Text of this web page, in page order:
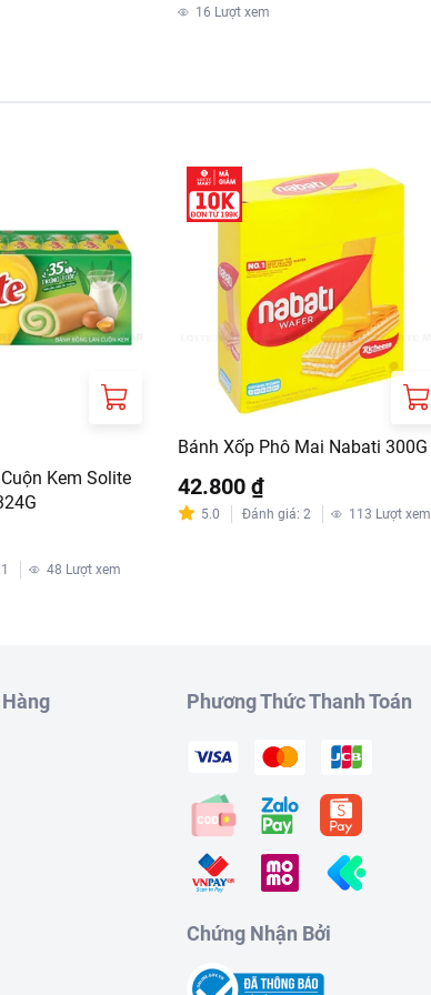
16 Lượt xem
Kem Solite
1 48 Lượt xem
Bánh Xốp Phô Mai Nabati 300G
42.800 ₫
5.0 Đánh giá: 2 113 Lượt xem
Phương Thức Thanh Toán
Chứng Nhận Bởi